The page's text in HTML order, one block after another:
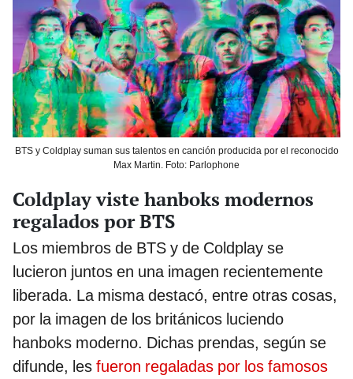
BTS y Coldplay suman sus talentos en canción producida por el reconocido
Max Martin. Foto: Parlophone
Coldplay viste hanboks modernos
regalados por BTS
Los miembros de BTS y de Coldplay se
lucieron juntos en una imagen recientemente
liberada. La misma destacó, entre otras cosas,
por la imagen de los británicos luciendo
hanboks moderno. Dichas prendas, según se
difunde, les fueron regaladas por los famosos